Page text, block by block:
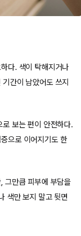
다. 색이 탁해지거나
간이 남았어도 쓰지
보는 편이 안전하다.
으로 이어지기도 한
그만큼 피부에 부담을
색만 보지 말고 뒷면